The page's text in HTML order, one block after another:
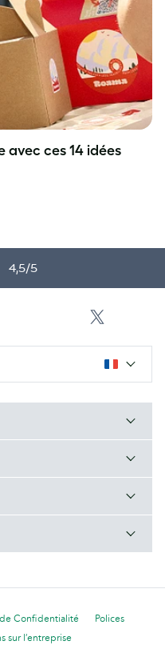
avec ces 14 idées
4,5/5
Confidentialité
Polices
sur l’entreprise